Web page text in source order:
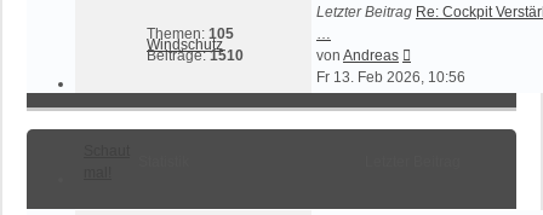
Windschutz
Themen: 105
Beiträge:1510
Letzter Beitrag Re: Cockpit
von Andreas
Beitrag
Fr 13. Feb 2026, 10:56